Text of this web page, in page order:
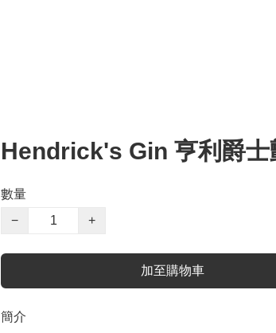
Hendrick's Gin 亨利爵士
數量
−
+
加至購物車
簡介